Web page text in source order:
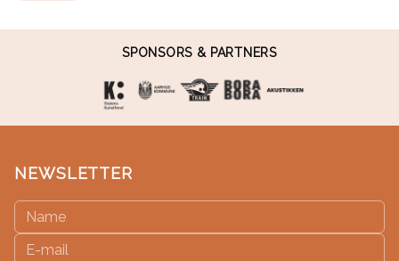
SPONSORS & PARTNERS
NEWSLETTER